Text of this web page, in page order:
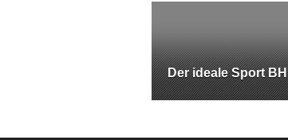
Der ideale Sport BH